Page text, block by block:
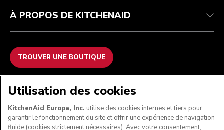
À PROPOS DE KITCHENAID
TROUVER UNE BOUTIQUE
NOUS ACCEPTONS
Utilisation des cookies
KitchenAid Europa, Inc. utilise des cookies internes et tiers pour
garantir le fonctionnement du site et offrir une expérience de navigation
fluide (cookies strictement nécessaires). Avec votre consentement,